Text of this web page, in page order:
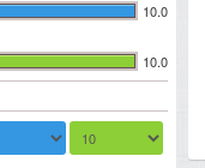
10.0
10.0